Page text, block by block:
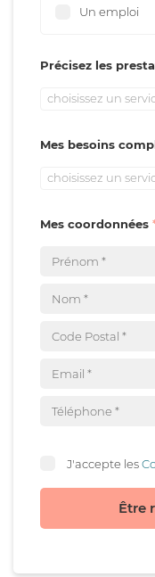
Un emploi
Précisez les
choisissez un
Mes besoins
choisissez un
Mes coordonnées
J'accepte les
Être